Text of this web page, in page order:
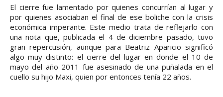
El cierre fue lamentado por quienes concurrían al lugar y
por quienes asociaban el final de ese boliche con la crisis
económica imperante. Este medio trata de reflejarlo con
una nota que, publicada el 4 de diciembre pasado, tuvo
gran repercusión, aunque para Beatriz Aparicio significó
algo muy distinto: el cierre del lugar en donde el 10 de
mayo del año 2011 fue asesinado de una puñalada en el
cuello su hijo Maxi, quien por entonces tenía 22 años.